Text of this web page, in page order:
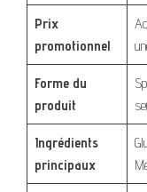
Prix
promotionnel
Forme du
produit
Ingrédients
principaux